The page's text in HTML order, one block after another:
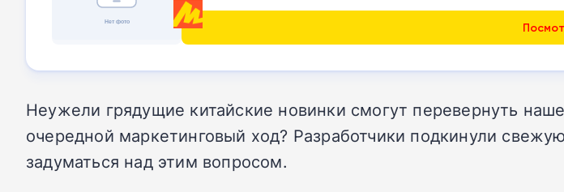
Неужели грядущие китайские новинки смогут перевернуть
очередной маркетинговый ход? Разработчики подкинули
задуматься над этим вопросом.